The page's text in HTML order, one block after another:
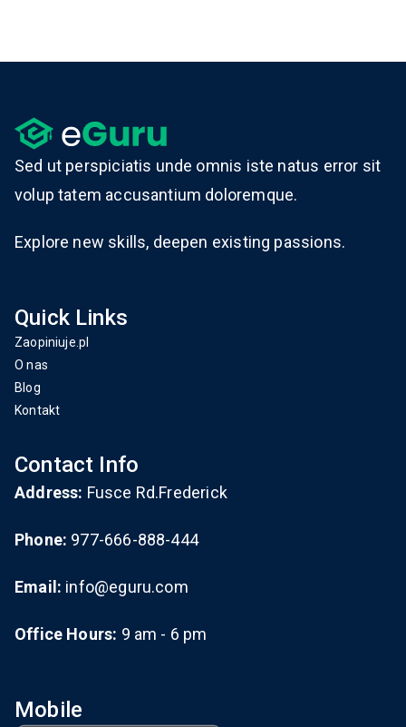
Sed ut perspiciatis unde omnis iste natus error sit
volup tatem accusantium doloremque.
Explore new skills, deepen existing passions.
Quick Links
Zaopiniuje.pl
O nas
Blog
Kontakt
Contact Info
Address: Fusce Rd.Frederick
Phone: 977-666-888-444
Email: info@eguru.com
Office Hours: 9 am - 6 pm
Mobile